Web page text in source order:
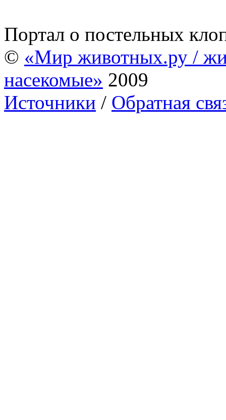
Портал о постельных
© «Мир животных.ру /
насекомые» 2009
Источники / Обратная